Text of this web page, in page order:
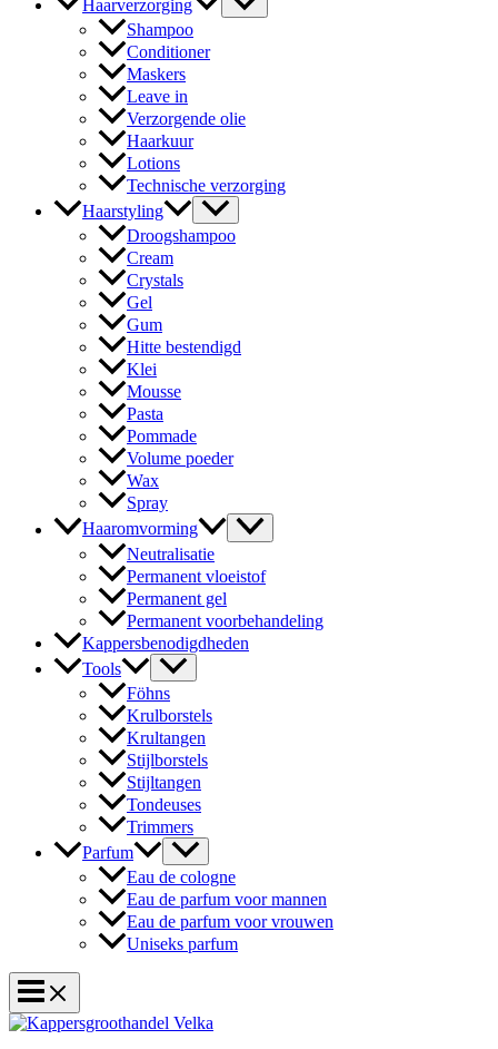
Haarverzorging
Shampoo
Conditioner
Maskers
Leave in
Verzorgende olie
Haarkuur
Lotions
Technische verzorging
Haarstyling
Droogshampoo
Cream
Crystals
Gel
Gum
Hitte bestendigd
Klei
Mousse
Pasta
Pommade
Volume poeder
Wax
Spray
Haaromvorming
Neutralisatie
Permanent vloeistof
Permanent gel
Permanent voorbehandeling
Kappersbenodigdheden
Tools
Föhns
Krulborstels
Krultangen
Stijlborstels
Stijltangen
Tondeuses
Trimmers
Parfum
Eau de cologne
Eau de parfum voor mannen
Eau de parfum voor vrouwen
Uniseks parfum